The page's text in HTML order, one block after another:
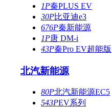
1P秦PLUS EV
30P比亚迪e3
676P秦新能源
1P唐 DM-i
43P秦Pro EV超能版
北汽新能源
80P北汽新能源EC5
543PEV系列